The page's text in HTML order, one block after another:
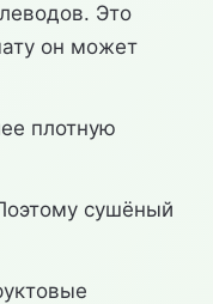
Это
он может
плотную
сушёный